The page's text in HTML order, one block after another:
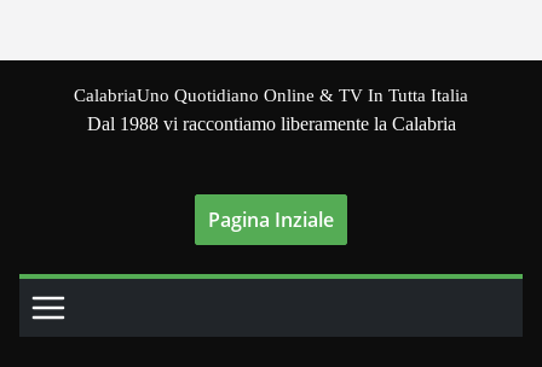
CalabriaUno Quotidiano Online & TV In Tutta Italia
Dal 1988 vi raccontiamo liberamente la Calabria
Pagina Inziale